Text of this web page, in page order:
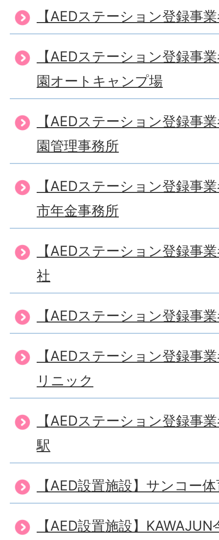
【AEDステーション登録事
【AEDステーション登録事
園オートキャンプ場
【AEDステーション登録事
園管理事務所
【AEDステーション登録事
市年金事務所
【AEDステーション登録事
社
【AEDステーション登録事
【AEDステーション登録事
リニック
【AEDステーション登録事
駅
【AED設置施設】サンコー
【AED設置施設】